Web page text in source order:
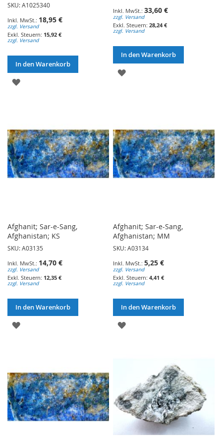
SKU: A1025340
18,95 €
zzgl. Versand
15,92 €
zzgl. Versand
In den Warenkorb
ZUR
33,60 €
zzgl. Versand
28,24 €
zzgl. Versand
In den Warenkorb
ZUR
Afghanit; Sar-e-Sang,
Afghanistan; KS
SKU: A03135
14,70 €
zzgl. Versand
12,35 €
zzgl. Versand
In den Warenkorb
ZUR
Afghanit; Sar-e-Sang,
Afghanistan; MM
SKU: A03134
5,25 €
zzgl. Versand
4,41 €
zzgl. Versand
In den Warenkorb
ZUR